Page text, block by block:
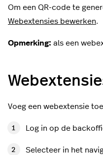
Om een QR-code te
Webextensies bewerken.
Opmerking: als een
Voeg een webextensie
Log in op de
Selecteer in het